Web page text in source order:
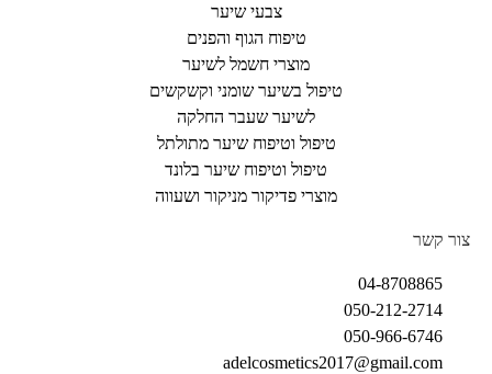
צבעי שיער
טיפוח הגוף והפנים
מוצרי חשמל לשיער
טיפול בשיער שומני וקשקשים
לשיער שעבר החלקה
טיפול וטיפוח שיער מתולתל
טיפול וטיפוח שיער בלונד
מוצרי פדיקור מניקור ושעווה
צור קשר
04-8708865
050-212-2714
050-966-6746
adelcosmetics2017@gmail.com